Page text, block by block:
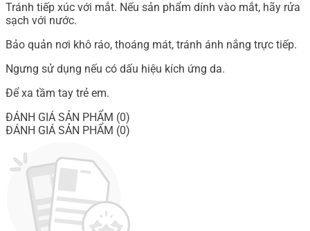
Tránh tiếp xúc với mắt. Nếu sản phẩm dính vào mắt, hãy rửa
sạch với nước.
Bảo quản nơi khô ráo, thoáng mát, tránh ánh nắng trực tiếp.
Ngưng sử dụng nếu có dấu hiệu kích ứng da.
Để xa tầm tay trẻ em.
ĐÁNH GIÁ SẢN PHẨM (0)
ĐÁNH GIÁ SẢN PHẨM (0)